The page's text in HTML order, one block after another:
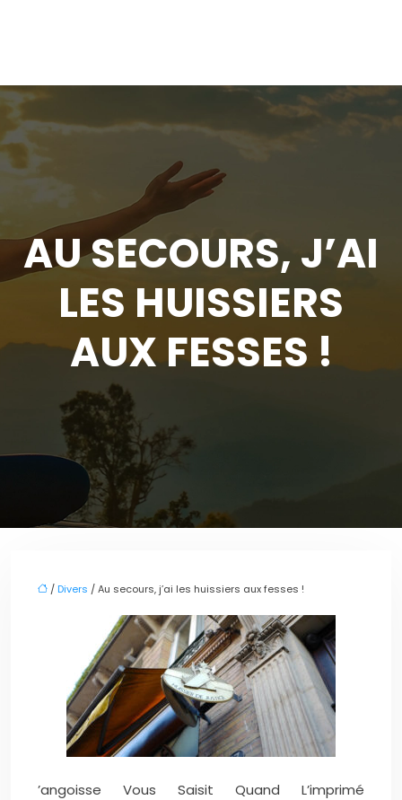
AU SECOURS, J’AI
LES HUISSIERS
AUX FESSES !
/ Divers / Au secours, j’ai les huissiers aux fesses !
’angoisse Vous Saisit Quand L’imprimé